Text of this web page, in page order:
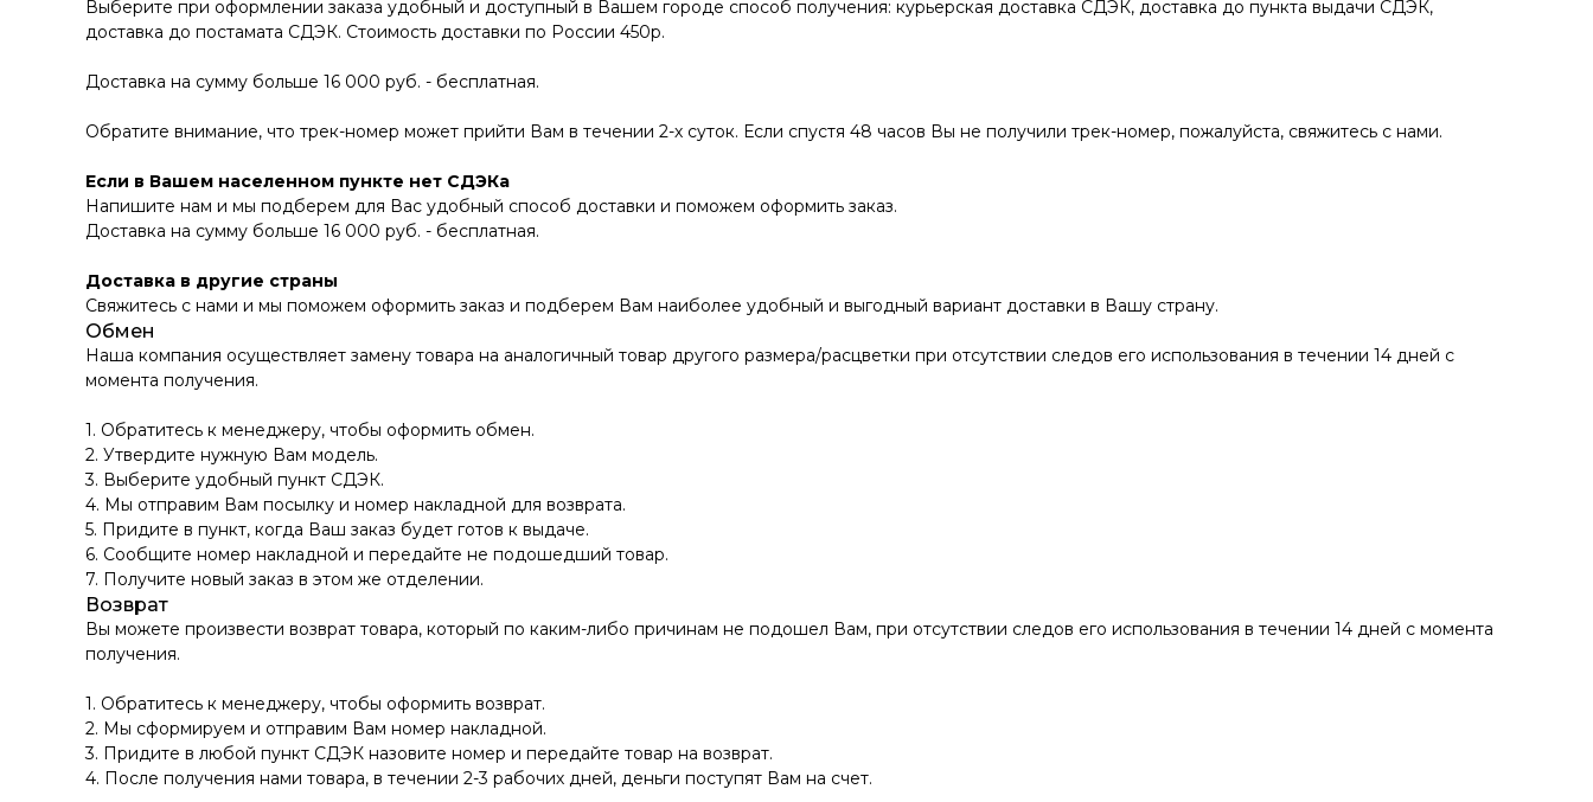
Выберите при оформлении заказа удобный и доступный в Вашем городе способ получения: курьерская доставка СДЭК, доставка до пункта выдачи СДЭК,
доставка до постамата СДЭК. Стоимость доставки по России 450р.
Доставка на сумму больше 16 000 руб. - бесплатная.
Обратите внимание, что трек-номер может прийти Вам в течении 2-х суток. Если спустя 48 часов Вы не получили трек-номер, пожалуйста, свяжитесь с нами.
Если в Вашем населенном пункте нет СДЭКа
Напишите нам и мы подберем для Вас удобный способ доставки и поможем оформить заказ.
Доставка на сумму больше 16 000 руб. - бесплатная.
Доставка в другие страны
Свяжитесь с нами и мы поможем оформить заказ и подберем Вам наиболее удобный и выгодный вариант доставки в Вашу страну.
Обмен
Наша компания осуществляет замену товара на аналогичный товар другого размера/расцветки при отсутствии следов его использования в течении 14 дней с
момента получения.
1. Обратитесь к менеджеру, чтобы оформить обмен.
2. Утвердите нужную Вам модель.
3. Выберите удобный пункт СДЭК.
4. Мы отправим Вам посылку и номер накладной для возврата.
5. Придите в пункт, когда Ваш заказ будет готов к выдаче.
6. Сообщите номер накладной и передайте не подошедший товар.
7. Получите новый заказ в этом же отделении.
Возврат
Вы можете произвести возврат товара, который по каким-либо причинам не подошел Вам, при отсутствии следов его использования в течении 14 дней с момента
получения.
1. Обратитесь к менеджеру, чтобы оформить возврат.
2. Мы сформируем и отправим Вам номер накладной.
3. Придите в любой пункт СДЭК назовите номер и передайте товар на возврат.
4. После получения нами товара, в течении 2-3 рабочих дней, деньги поступят Вам на счет.